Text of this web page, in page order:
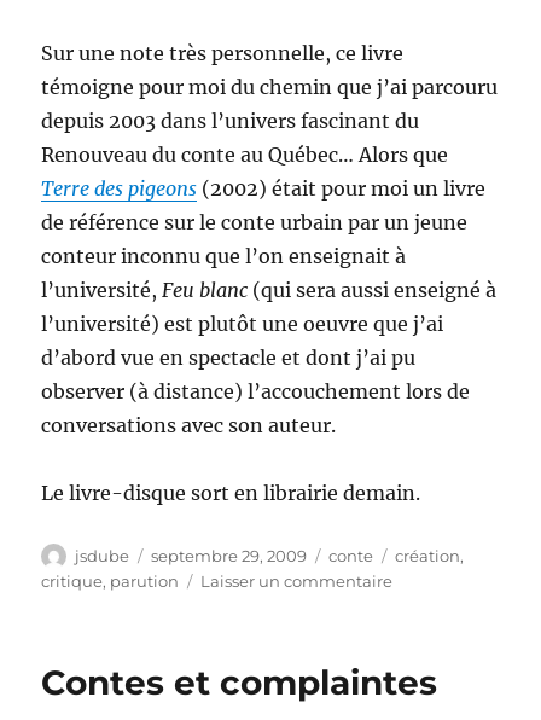
Sur une note très personnelle, ce livre
témoigne pour moi du chemin que j’ai parcouru
depuis 2003 dans l’univers fascinant du
Renouveau du conte au Québec… Alors que
Terre des pigeons (2002) était pour moi un livre
de référence sur le conte urbain par un jeune
conteur inconnu que l’on enseignait à
l’université,Feu blanc (qui sera aussi enseigné à
l’université) est plutôt une oeuvre que j’ai
d’abord vue en spectacle et dont j’ai pu
observer (à distance) l’accouchement lors de
conversations avec son auteur.
Le livre-disque sort en librairie demain.
Auteur
jsdube
Publié
le
septembre 29, 2009 Catégories
conte Étiquettes
création,
critique, parution Laisser un commentairesur
Feu blanc
Contes et complaintes